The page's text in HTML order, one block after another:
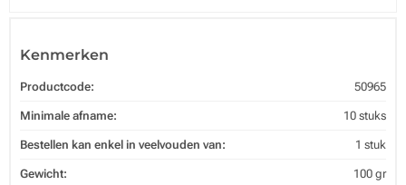
Kenmerken
Productcode: 50965
Minimale afname: 10 stuks
Bestellen kan enkel in veelvouden van: 1 stuk
Gewicht: 100 gr